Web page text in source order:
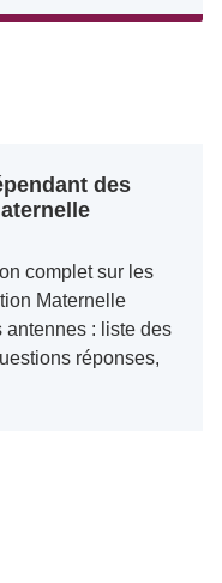
des
complet sur les
Maternelle
antennes : liste des
réponses,